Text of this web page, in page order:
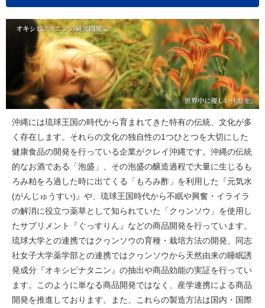
沖縄には琉球王国の時代から育まれてきた特有の伝統、文化が多
く存在します。それらの文化の独自性の1つひとつを大切にした
健康食品の開発を行っている企業がクレイ沖縄です。沖縄の伝統
的なお酒である「泡盛」、その泡盛の醸造過程で大量に生じるも
ろみ粕をろ過した時に出てくる「もろみ酢」を利用した『元気水
(がんじゅうすい)』や、琉球王国時代から不眠や興奮・イライラ
の解消に役立つ薬草として知られていた「クヮンソウ」を使用し
たサプリメント『ぐっすりん』などの商品開発を行っています。
琉球大学との連携ではクヮンソウの育種・栽培方法の開発、同志
社女子大学薬学部との連携ではクヮンソウから天然由来の睡眠誘
発成分『オキシピナタニン』の抽出や商品効能の実証を行ってい
ます。このように単なる商品開発ではなく、産学連携による商品
開発を推進しております。また、これらの製造方法は国内・国際